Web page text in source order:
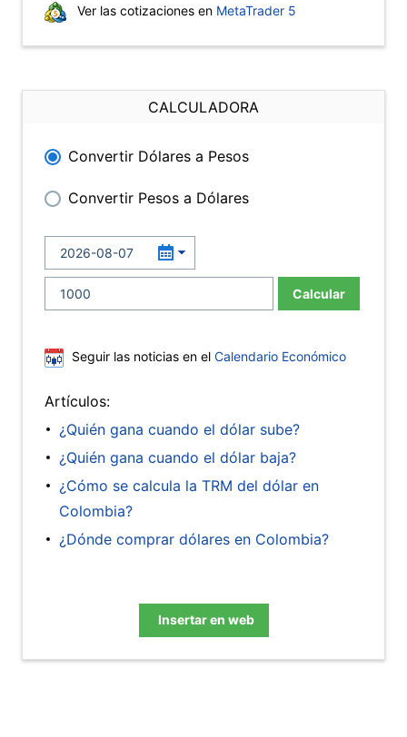
Ver las cotizaciones en MetaTrader 5
CALCULADORA
Convertir Dólares a Pesos
Convertir Pesos a Dólares
Calcular
Seguir las noticias en el Calendario Económico
Artículos:
¿Quién gana cuando el dólar sube?
¿Quién gana cuando el dólar baja?
¿Cómo se calcula la TRM del dólar en
Colombia?
¿Dónde comprar dólares en Colombia?
Insertar en web